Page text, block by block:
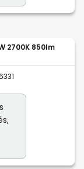
2700K 850lm